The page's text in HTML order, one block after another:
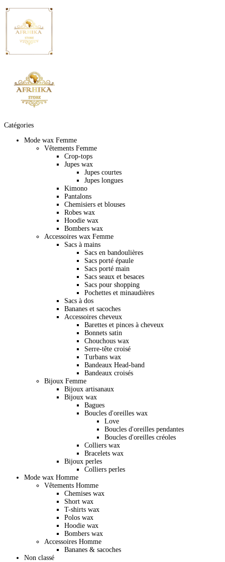
Catégories
Mode wax Femme
Vêtements Femme
Crop-tops
Jupes wax
Jupes courtes
Jupes longues
Kimono
Pantalons
Chemisiers et blouses
Robes wax
Hoodie wax
Bombers wax
Accessoires wax Femme
Sacs à mains
Sacs en bandoulières
Sacs porté épaule
Sacs porté main
Sacs seaux et besaces
Sacs pour shopping
Pochettes et minaudières
Sacs à dos
Bananes et sacoches
Accessoires cheveux
Barettes et pinces à cheveux
Bonnets satin
Chouchous wax
Serre-tête croisé
Turbans wax
Bandeaux Head-band
Bandeaux croisés
Bijoux Femme
Bijoux artisanaux
Bijoux wax
Bagues
Boucles d'oreilles wax
Love
Boucles d'oreilles pendantes
Boucles d'oreilles créoles
Colliers wax
Bracelets wax
Bijoux perles
Colliers perles
Mode wax Homme
Vêtements Homme
Chemises wax
Short wax
T-shirts wax
Polos wax
Hoodie wax
Bombers wax
Accessoires Homme
Bananes & sacoches
Non classé